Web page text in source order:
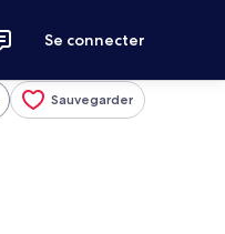
Se connecter
Sauvegarder